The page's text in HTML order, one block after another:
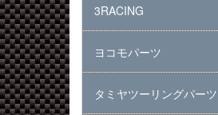
3RACING
ヨコモパーツ
タミヤツーリングパーツ